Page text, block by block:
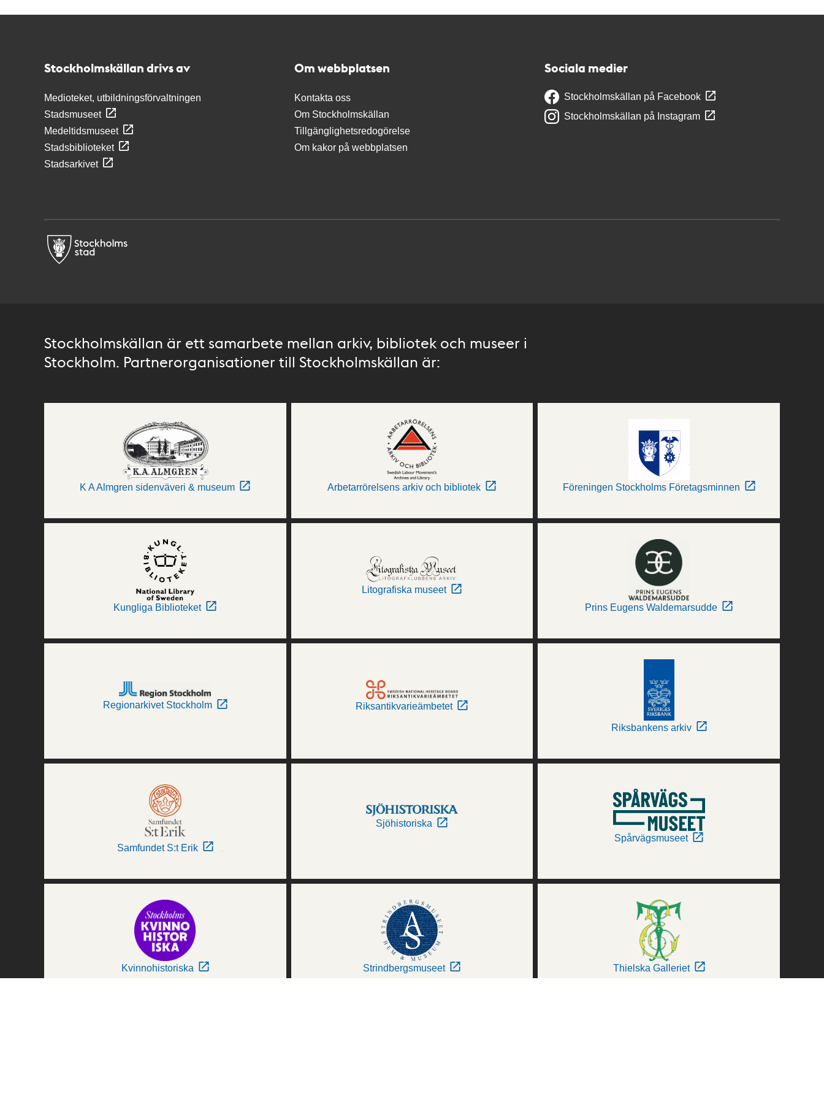
Stockholmskällan drivs av
Medioteket, utbildningsförvaltningen
Stadsmuseet
Medeltidsmuseet
Stadsbiblioteket
Stadsarkivet
Om webbplatsen
Kontakta oss
Om Stockholmskällan
Tillgänglighetsredogörelse
Om kakor på webbplatsen
Sociala medier
Stockholmskällan på Facebook
Stockholmskällan på Instagram
Stockholmskällan är ett samarbete mellan arkiv, bibliotek och museer i
Stockholm. Partnerorganisationer till Stockholmskällan är:
K A Almgren sidenväveri & museum Arbetarrörelsens arkiv och bibliotek Föreningen Stockholms Företagsminnen
Kungliga Biblioteket
Litografiska museet
Prins Eugens Waldemarsudde
Regionarkivet Stockholm Riksantikvarieämbetet
Riksbankens arkiv
Samfundet S:t Erik
Sjöhistoriska
Spårvägsmuseet
Kvinnohistoriska Strindbergsmuseet Thielska Galleriet